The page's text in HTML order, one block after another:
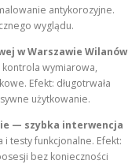
antykorozyjne.
wyglądu.
w Warszawie Wilanów
wymiarowa,
Efekt: długotrwała
użytkowanie.
— szybka interwencja
i testy funkcjonalne. Efekt:
bez konieczności